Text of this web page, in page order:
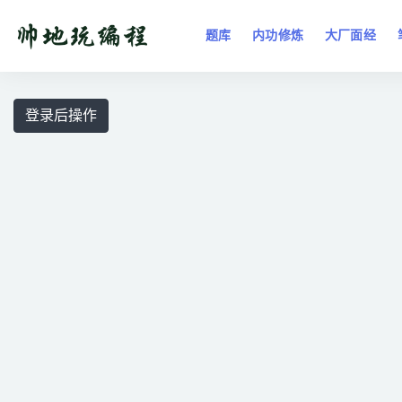
题库 内功修炼 大厂面经
登录后操作